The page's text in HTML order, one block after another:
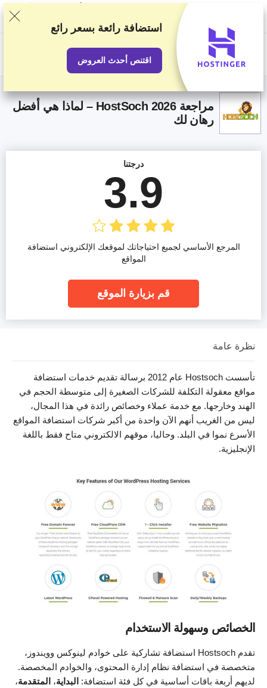
نصنف الخدمات بناء على اختبارات وبحوث صارمة، لكننا نأخذ في الاعتبار أيضًا
تقييماتكم وملاحظاتكم واتفاقياتنا التجارية مع مقدمي الخدمات الآخرين. تحتوي
هذه الصفحة على روابط تابعة.
الإفصاح الإعلاني
US$
مراجعة HostSoch 2026 – لماذا هي أفضل
رهان لك
درجتنا
3.9
المرجع الأساسي لجميع احتياجاتك لموقعك الإلكتروني استضافة
المواقع
قم بزيارة الموقع
نظرة عامة
تأسست Hostsoch عام 2012 برسالة تقديم خدمات استضافة
مواقع معقولة التكلفة للشركات الصغيرة إلى متوسطة الحجم في
الهند وخارجها. مع خدمة عملاء وخصائص رائدة في هذا المجال،
ليس من الغريب أنهم الآن واحدة من أكبر شركات استضافة المواقع
الأسرع نموا في البلد. وحاليا، موقهم الالكتروني متاح فقط باللغة
الإنجليزية.
الخصائص وسهولة الاستخدام
تقدم Hostsoch استضافة تشاركية على خوادم لينوكس وويندوز،
متخصصة في استضافة نظام إدارة المحتوى، والخوادم المخصصة.
لديهم أربعة باقات أساسية في كل فئة استضافة: البداية، المتقدمة،
استضافة رائعة بسعر رائع
اقتنص أحدث العروض